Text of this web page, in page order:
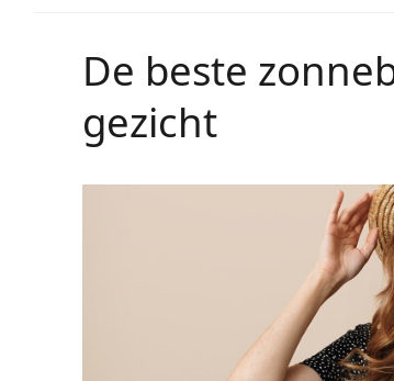
De beste
gezicht